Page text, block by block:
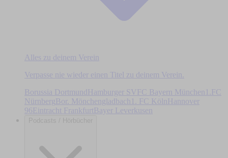
Alles zu deinem Verein
Verpasse nie wieder einen Titel zu deinem Verein.
Borussia DortmundHamburger SV FC Bayern München
1.FC
Nürnberg Bor. Mönchengladbach 1. FC Köln
Hannover
96Eintracht Frankfurt Bayer Leverkusen
Podcasts / Hörbücher